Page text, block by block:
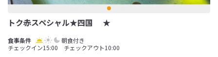
トク赤スペシャル★四国 ★
朝食付き
チェックイン15:00 チェックアウト10:00